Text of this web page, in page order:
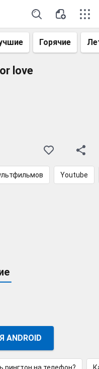
Горячие
love
Youtube